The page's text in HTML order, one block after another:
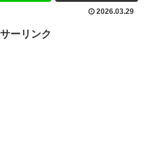
2026.03.29
ーリンク